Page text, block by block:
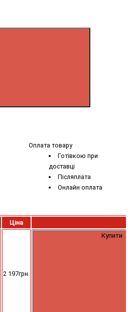
Оплата товару
Готівкою при
доставці
Післяплата
Онлайн оплата
Ціна
2 197грн.
Купити